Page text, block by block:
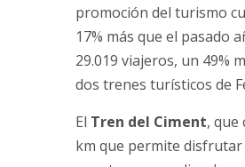
promoción del turismo
17% más que el pasado
29.019 viajeros, un 49%
dos trenes turísticos de
El Tren del Ciment, que
km que permite disfrutar